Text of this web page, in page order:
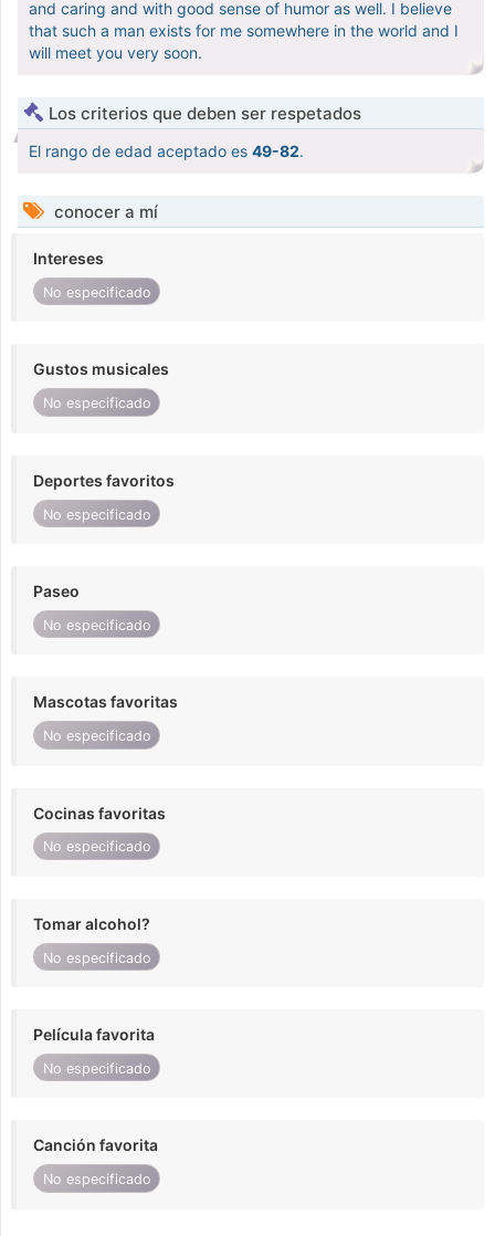
and caring and with good sense of humor as well. I believe
that such a man exists for me somewhere in the world and I
will meet you very soon.
Los criterios que deben ser respetados
El rango de edad aceptado es 49-82.
conocer a mí
Intereses
No especificado
Gustos musicales
No especificado
Deportes favoritos
No especificado
Paseo
No especificado
Mascotas favoritas
No especificado
Cocinas favoritas
No especificado
Tomar alcohol?
No especificado
Película favorita
No especificado
Canción favorita
No especificado